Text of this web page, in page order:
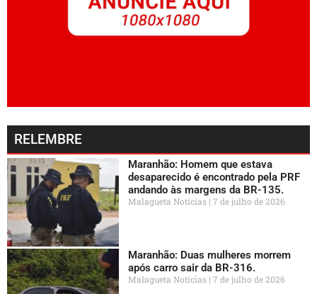
RELEMBRE
Maranhão: Homem que estava
desaparecido é encontrado pela PRF
andando às margens da BR-135.
Malagueta Notícias 7 de julho de 2026
Maranhão: Duas mulheres morrem
após carro sair da BR-316.
Malagueta Notícias 7 de julho de 2026